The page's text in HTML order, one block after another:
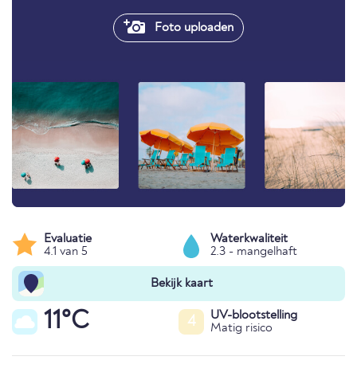
Foto uploaden
Evaluatie
4.1 van 5
Waterkwaliteit
2.3 - mangelhaft
Bekijk kaart
11°C 4
UV-blootstelling
Matig risico